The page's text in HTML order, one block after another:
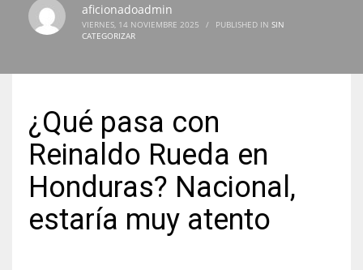
NYJ
24
IND
aficionadoadmin
VIERNES, 14 NOVIEMBRE 2025 / PUBLISHED IN SIN
CATEGORIZAR
¿Qué pasa con
Reinaldo Rueda en
Honduras? Nacional,
estaría muy atento